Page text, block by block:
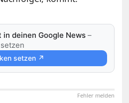
in deinen Google News –
setzen ↗
Fehler melden